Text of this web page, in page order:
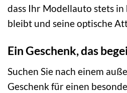
dass Ihr Modellauto stets in
bleibt und seine optische
Ein Geschenk, das
Suchen Sie nach einem
Geschenk für einen